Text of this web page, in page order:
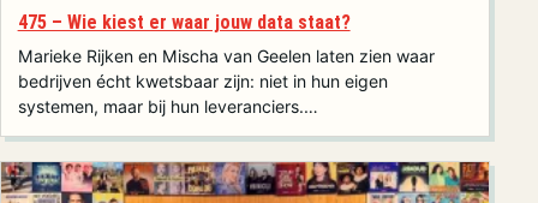
475 – Wie kiest er waar jouw data staat?
Marieke Rijken en Mischa van Geelen laten zien waar
bedrijven écht kwetsbaar zijn: niet in hun eigen
systemen, maar bij hun leveranciers.…